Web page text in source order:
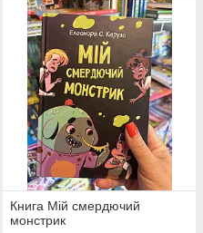
Книга Мій смердючий
монстрик